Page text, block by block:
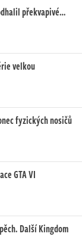
překvapivé…
velkou
fyzických nosičů
GTA VI
Další Kingdom